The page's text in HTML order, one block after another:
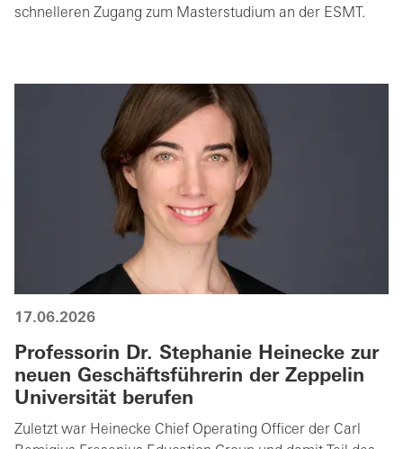
schnelleren Zugang zum Masterstudium an der ESMT.
17.06.2026
Professorin Dr. Stephanie Heinecke zur
neuen Geschäftsführerin der Zeppelin
Universität berufen
Zuletzt war Heinecke Chief Operating Officer der Carl